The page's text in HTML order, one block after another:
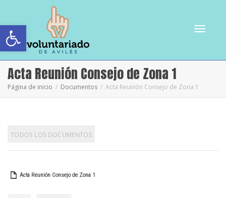
Abrir barra de herramientas
Acta Reunión Consejo de Zona 1
Página de inicio Documentos Acta Reunión Consejo de Zona 1
TODOS LOS DOCUMENTOS
Acta Reunión Consejo de Zona 1